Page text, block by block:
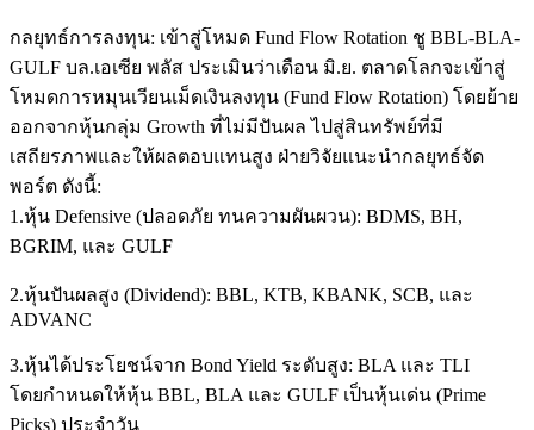
กลยุทธ์การลงทุน: เข้าสู่โหมด Fund Flow Rotation ชู BBL-BLA-
GULF บล.เอเซีย พลัส ประเมินว่าเดือน มิ.ย. ตลาดโลกจะเข้าสู่
โหมดการหมุนเวียนเม็ดเงินลงทุน (Fund Flow Rotation) โดยย้าย
ออกจากหุ้นกลุ่ม Growth ที่ไม่มีปันผล ไปสู่สินทรัพย์ที่มี
เสถียรภาพและให้ผลตอบแทนสูง ฝ่ายวิจัยแนะนำกลยุทธ์จัด
พอร์ต ดังนี้:
1.หุ้น Defensive (ปลอดภัย ทนความผันผวน): BDMS, BH,
BGRIM, และ GULF
2.หุ้นปันผลสูง (Dividend): BBL, KTB, KBANK, SCB, และ
ADVANC
3.หุ้นได้ประโยชน์จาก Bond Yield ระดับสูง: BLA และ TLI
โดยกำหนดให้หุ้น BBL, BLA และ GULF เป็นหุ้นเด่น (Prime
Picks) ประจำวัน